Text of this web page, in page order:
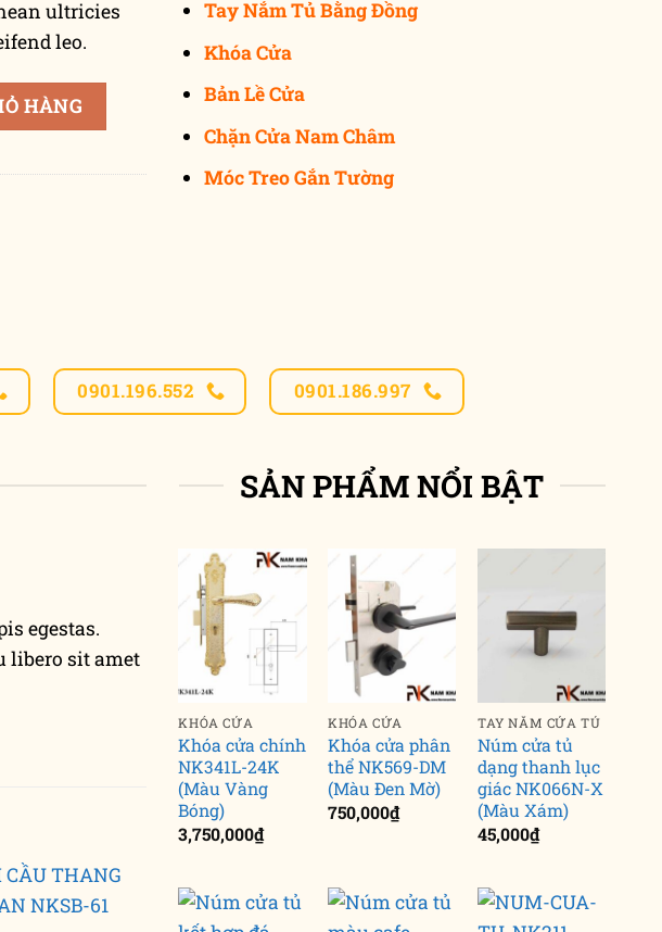
ultricies
leo.
HÀNG
Tay Nắm Tủ Bằng Đồng
Khóa Cửa
Bản Lề Cửa
Chặn Cửa Nam Châm
Móc Treo Gắn Tường
0901.196.552 0901.186.997
egestas.
libero sit amet
SẢN PHẨM NỔI BẬT
KHÓA CỬA
Khóa cửa chính
NK341L-24K
(Màu Vàng
Bóng)
3,750,000₫
KHÓA CỬA
Khóa cửa phân
thể NK569-DM
(Màu Đen Mờ)
750,000₫
TAY NẮM CỬA TỦ
Núm cửa tủ
dạng thanh lục
giác NK066N-X
(Màu Xám)
45,000₫